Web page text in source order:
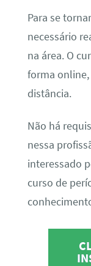
Para se
necessário
na área. O
forma
distância.
Não há
nessa
interessado
curso de